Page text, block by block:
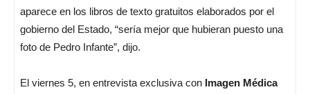
aparece en los libros de texto gratuitos elaborados por el
gobierno del Estado, “sería mejor que hubieran puesto una
foto de Pedro Infante”, dijo.
El viernes 5, en entrevista exclusiva con Imagen Médica